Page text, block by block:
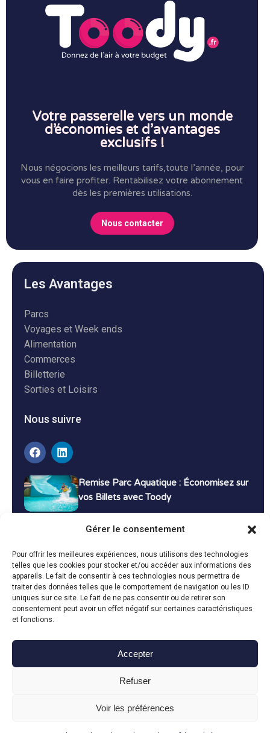
Gérer le consentement
Pour offrir les meilleures expériences, nous utilisons des technologies
telles que les cookies pour stocker et/ou accéder aux informations des
appareils. Le fait de consentir à ces technologies nous permettra de
traiter des données telles que le comportement de navigation ou les ID
uniques sur ce site. Le fait de ne pas consentir ou de retirer son
consentement peut avoir un effet négatif sur certaines caractéristiques
et fonctions.
Accepter
Refuser
Voir les préférences
Votre passerelle vers un monde
d’économies et d’avantages
exclusifs !
Nous négocions les meilleurs tarifs,toute l’année, pour
vous en faire profiter. Rentabilisez votre abonnement
dès les premières utilisations.
Nous contacter
Les Avantages
Parcs
Voyages et Week ends
Alimentation
Commerces
Billetterie
Sorties et Loisirs
Nous suivre
Remise Parc Aquatique : Économisez sur
vos Billets avec Toody
Bons Plans Voyage : Économisez sur vos
Vacances avec Toody
13 décembre 2024 Bon plans
Toody © 2024
Mentions légales
Politique de cookies